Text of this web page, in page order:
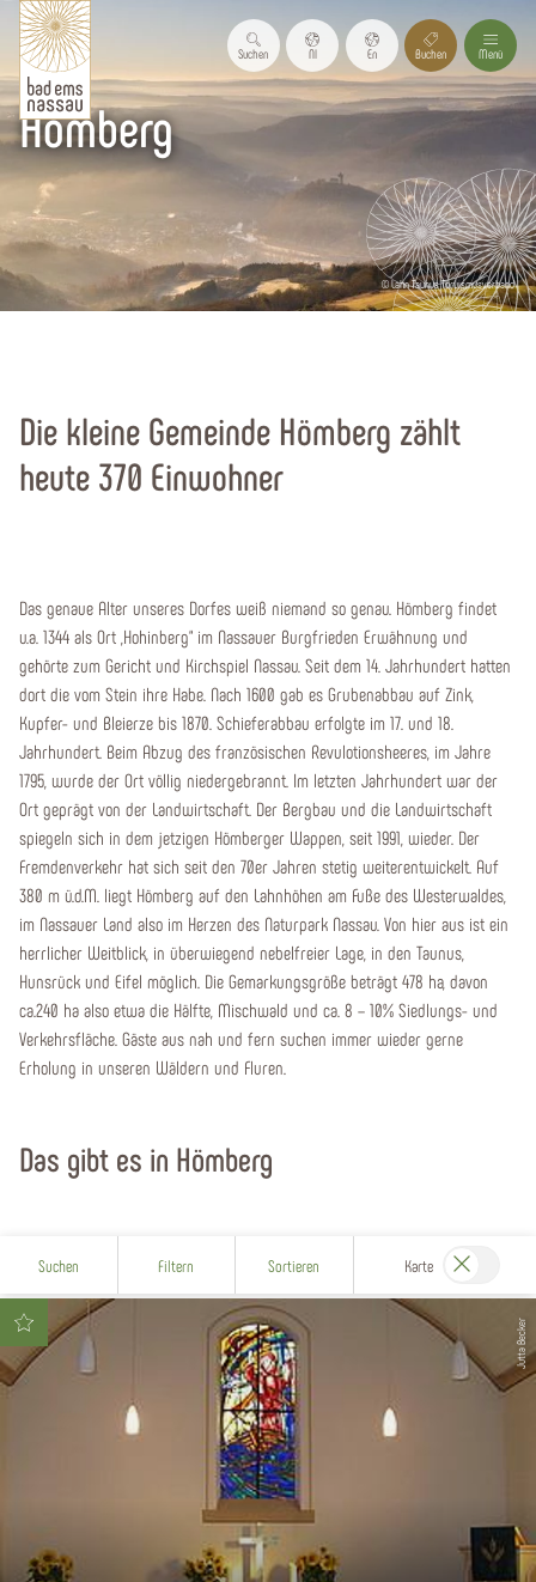
Suchen Nl En Buchen Menü
© Lahn Taunus Toruismusverband
Hömberg
Die kleine Gemeinde Hömberg zählt
heute 370 Einwohner
Das genaue Alter unseres Dorfes weiß niemand so genau. Hömberg findet
u.a. 1344 als Ort „Hohinberg“ im Nassauer Burgfrieden Erwähnung und
gehörte zum Gericht und Kirchspiel Nassau. Seit dem 14. Jahrhundert hatten
dort die vom Stein ihre Habe. Nach 1600 gab es Grubenabbau auf Zink,
Kupfer- und Bleierze bis 1870. Schieferabbau erfolgte im 17. und 18.
Jahrhundert. Beim Abzug des französischen Revulotionsheeres, im Jahre
1795, wurde der Ort völlig niedergebrannt. Im letzten Jahrhundert war der
Ort geprägt von der Landwirtschaft. Der Bergbau und die Landwirtschaft
spiegeln sich in dem jetzigen Hömberger Wappen, seit 1991, wieder. Der
Fremdenverkehr hat sich seit den 70er Jahren stetig weiterentwickelt. Auf
380 m ü.d.M. liegt Hömberg auf den Lahnhöhen am Fuße des Westerwaldes,
im Nassauer Land also im Herzen des Naturpark Nassau. Von hier aus ist ein
herrlicher Weitblick, in überwiegend nebelfreier Lage, in den Taunus,
Hunsrück und Eifel möglich. Die Gemarkungsgröße beträgt 478 ha, davon
ca.240 ha also etwa die Hälfte, Mischwald und ca. 8 – 10% Siedlungs- und
Verkehrsfläche. Gäste aus nah und fern suchen immer wieder gerne
Erholung in unseren Wäldern und Fluren.
Das gibt es in Hömberg
Suchen Filtern Sortieren Karte
Jutta Becker